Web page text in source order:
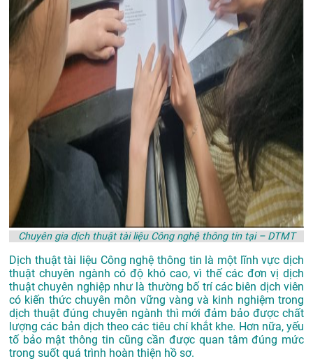
Chuyên gia dịch thuật tài liệu Công nghệ thông tin tại – DTMT
Dịch thuật tài liệu Công nghệ thông tin là một lĩnh vực dịch
thuật chuyên ngành có độ khó cao, vì thế các đơn vị dịch
thuật chuyên nghiệp như là thường bố trí các biên dịch viên
có kiến thức chuyên môn vững vàng và kinh nghiệm trong
dịch thuật đúng chuyên ngành thì mới đảm bảo được chất
lượng các bản dịch theo các tiêu chí khắt khe. Hơn nữa, yếu
tố bảo mật thông tin cũng cần được quan tâm đúng mức
trong suốt quá trình hoàn thiện hồ sơ.